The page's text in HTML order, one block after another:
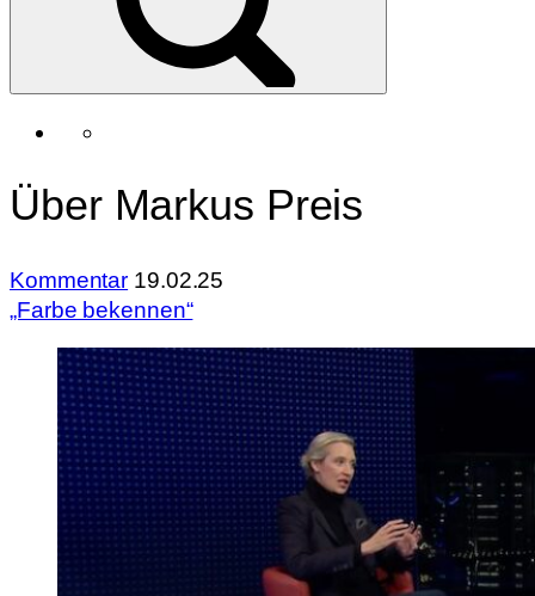
Über Markus Preis
Kommentar 19.02.25
„Farbe bekennen“